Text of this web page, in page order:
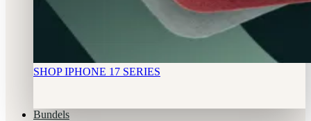
SHOP IPHONE 17 SERIES
Bundels